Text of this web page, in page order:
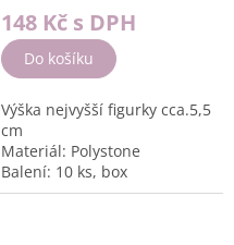
148 Kč s DPH
Do košíku
Výška nejvyšší figurky cca.5,5
cm
Materiál: Polystone
Balení: 10 ks, box